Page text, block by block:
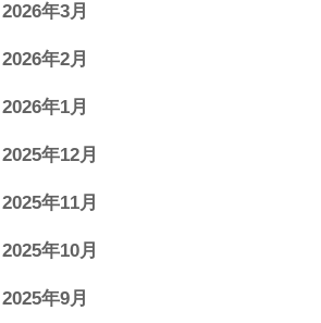
2026年3月
2026年2月
2026年1月
2025年12月
2025年11月
2025年10月
2025年9月